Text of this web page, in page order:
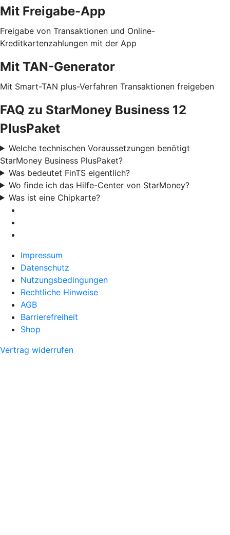
Mit Freigabe-App
Freigabe von Transaktionen und Online-
Kreditkartenzahlungen mit der App
Mit TAN-Generator
Mit Smart-TAN plus-Verfahren Transaktionen freigeben
FAQ zu StarMoney Business 12
PlusPaket
Welche technischen Voraussetzungen benötigt
StarMoney Business PlusPaket?
Was bedeutet FinTS eigentlich?
Wo finde ich das Hilfe-Center von StarMoney?
Was ist eine Chipkarte?
Impressum
Datenschutz
Nutzungsbedingungen
Rechtliche Hinweise
AGB
Barrierefreiheit
Shop
Vertrag widerrufen